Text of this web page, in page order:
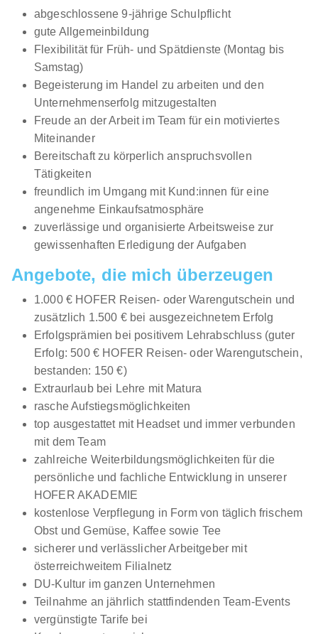
Lehrling Einzelhandel (m/w/d)
mömax Österreich
GmbH
01.08.2026
6063 Rum
Neu
LEHRLING (m/w/d) IM EINZELHANDEL JYSK GmbH
01.09.2026
6134 Vomp
1.230 - 1.650 € pro Monat
Lehrling Einzelhandel (m/w/d)
8940 Liezen
abgeschlossene 9-jährige Schulpflicht
gute Allgemeinbildung
Flexibilität für Früh- und Spätdienste (Montag bis
Samstag)
Begeisterung im Handel zu arbeiten und den
Unternehmenserfolg mitzugestalten
Freude an der Arbeit im Team für ein motiviertes
Miteinander
Bereitschaft zu körperlich anspruchsvollen
Tätigkeiten
freundlich im Umgang mit Kund:innen für eine
angenehme Einkaufsatmosphäre
zuverlässige und organisierte Arbeitsweise zur
gewissenhaften Erledigung der Aufgaben
Angebote, die mich überzeugen
1.000 € HOFER Reisen- oder Warengutschein und
zusätzlich 1.500 € bei ausgezeichnetem Erfolg
Erfolgsprämien bei positivem Lehrabschluss (guter
Erfolg: 500 € HOFER Reisen- oder Warengutschein,
bestanden: 150 €)
Extraurlaub bei Lehre mit Matura
rasche Aufstiegsmöglichkeiten
top ausgestattet mit Headset und immer verbunden
mit dem Team
zahlreiche Weiterbildungsmöglichkeiten für die
persönliche und fachliche Entwicklung in unserer
HOFER AKADEMIE
kostenlose Verpflegung in Form von täglich frischem
Obst und Gemüse, Kaffee sowie Tee
sicherer und verlässlicher Arbeitgeber mit
österreichweitem Filialnetz
DU-Kultur im ganzen Unternehmen
Teilnahme an jährlich stattfindenden Team-Events
vergünstigte Tarife bei